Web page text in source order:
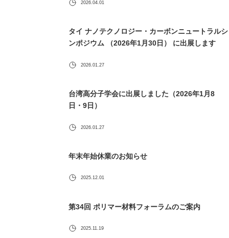
2026.04.01
タイ ナノテクノロジー・カーボンニュートラルシ
ンポジウム （2026年1月30日） に出展します
2026.01.27
台湾高分子学会に出展しました（2026年1月8
日・9日）
2026.01.27
年末年始休業のお知らせ
2025.12.01
第34回 ポリマー材料フォーラムのご案内
2025.11.19